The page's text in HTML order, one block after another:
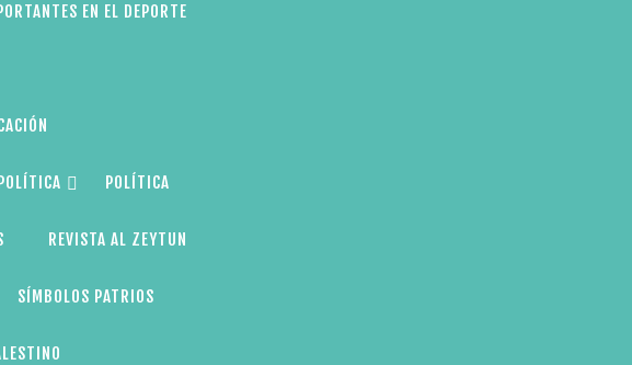
EN EL DEPORTE
POLÍTICA
REVISTA AL ZEYTUN
SÍMBOLOS PATRIOS